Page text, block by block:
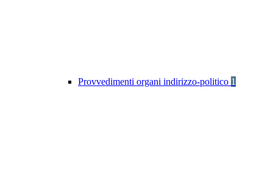
Provvedimenti organi indirizzo-politico 1